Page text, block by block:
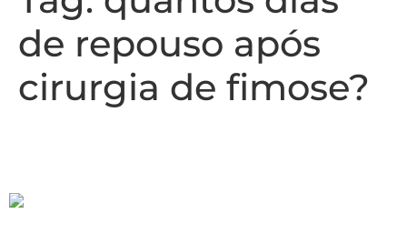
de repouso após
cirurgia de fimose?